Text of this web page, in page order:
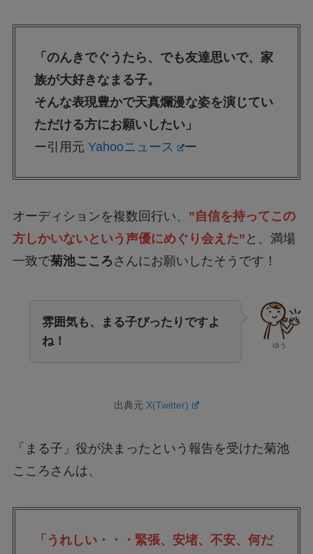
「のんきでぐうたら、でも友達思いで、家
族が大好きなまる子。
そんな表現豊かで天真爛漫な姿を演じてい
ただける方にお願いしたい」
ー引用元 Yahooニュース ー
オーディションを複数回行い、 ”自信を持ってこの
方しかいないという声優にめぐり会えた” と、満場
一致で菊池こころさんにお願いしたそうです！
ゆう
雰囲気も、まる子ぴったりですよ
ね！
出典元 X(Twitter)
「まる子」役が決まったという報告を受けた菊池
こころさんは、
「うれしい・・・緊張、安堵、不安、何だ